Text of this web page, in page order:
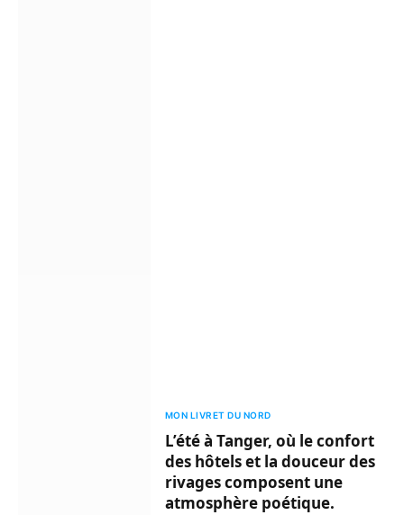
MON LIVRET DU NORD
L’été à Tanger, où le confort
des hôtels et la douceur des
rivages composent une
atmosphère poétique.